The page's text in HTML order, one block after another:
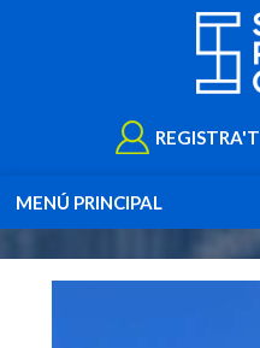
REGISTRA'T
MENÚ PRINCIPAL